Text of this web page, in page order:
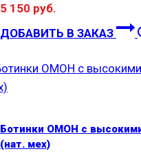
5 150 руб.
ДОБАВИТЬ В ЗАКАЗ
Ботинки ОМОН с
(нат. мех)